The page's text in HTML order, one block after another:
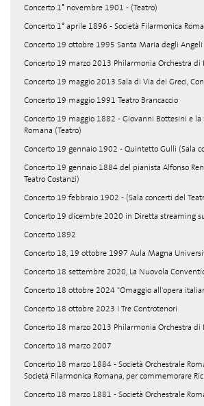
Concerto 1° novembre 1901 - (Teatro)
Concerto 1° aprile 1896 - Società Filarmonica
Concerto 19 ottobre 1995 Santa Maria degli Angeli
Concerto 19 marzo 2013 Philarmonia Orchestra di
Concerto 19 maggio 2013 Sala di Via dei Greci,
Concerto 19 maggio 1991 Teatro Brancaccio
Concerto 19 maggio 1882 - Giovanni Bottesini e la
Romana (Teatro)
Concerto 19 gennaio 1902 - Quintetto Gullì (Sala
Concerto 19 gennaio 1884 del pianista Alfonso
Teatro Costanzi)
Concerto 19 febbraio 1902 - (Sala concerti del
Concerto 19 dicembre 2020 in Diretta streaming
Concerto 1892
Concerto 18, 19 ottobre 1997 Aula Magna
Concerto 18 settembre 2020, La Nuovola
Concerto 18 ottobre 2024 "Omaggio all'opera
Concerto 18 ottobre 2023 I Tre Controtenori
Concerto 18 marzo 2013 Philarmonia Orchestra di
Concerto 18 marzo 2007
Concerto 18 marzo 1884 - Società Orchestrale
Società Filarmonica Romana, per commemorare
Concerto 18 marzo 1881 - Società Orchestrale